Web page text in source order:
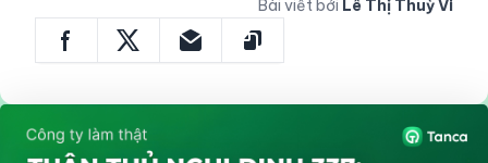
Bài viết bởi Lê Thị Thuỳ Vi